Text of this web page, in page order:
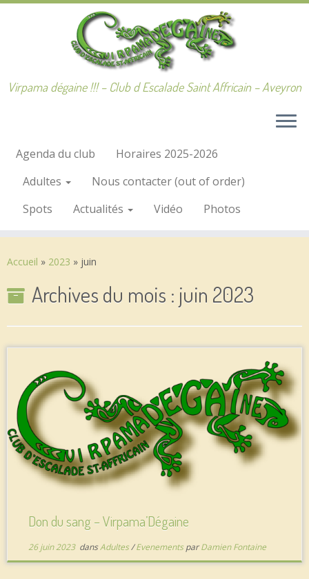
Passer
Virpama dégaine !!! – Club d Escalade Saint Affricain – Aveyron
Agenda du club
Horaires 2025-2026
Adultes
Nous contacter (out of order)
Spots
Actualités Vidéo Photos
Accueil » 2023 » juin
Archives du mois : juin 2023
Don du sang – Virpama’Dégaine
26 juin 2023dansAdultes/Evenements parDamien Fontaine